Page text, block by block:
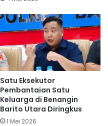
Satu Eksekutor
Pembantaian Satu
Keluarga di Benangin
Barito Utara Diringkus
1 Mei 2026